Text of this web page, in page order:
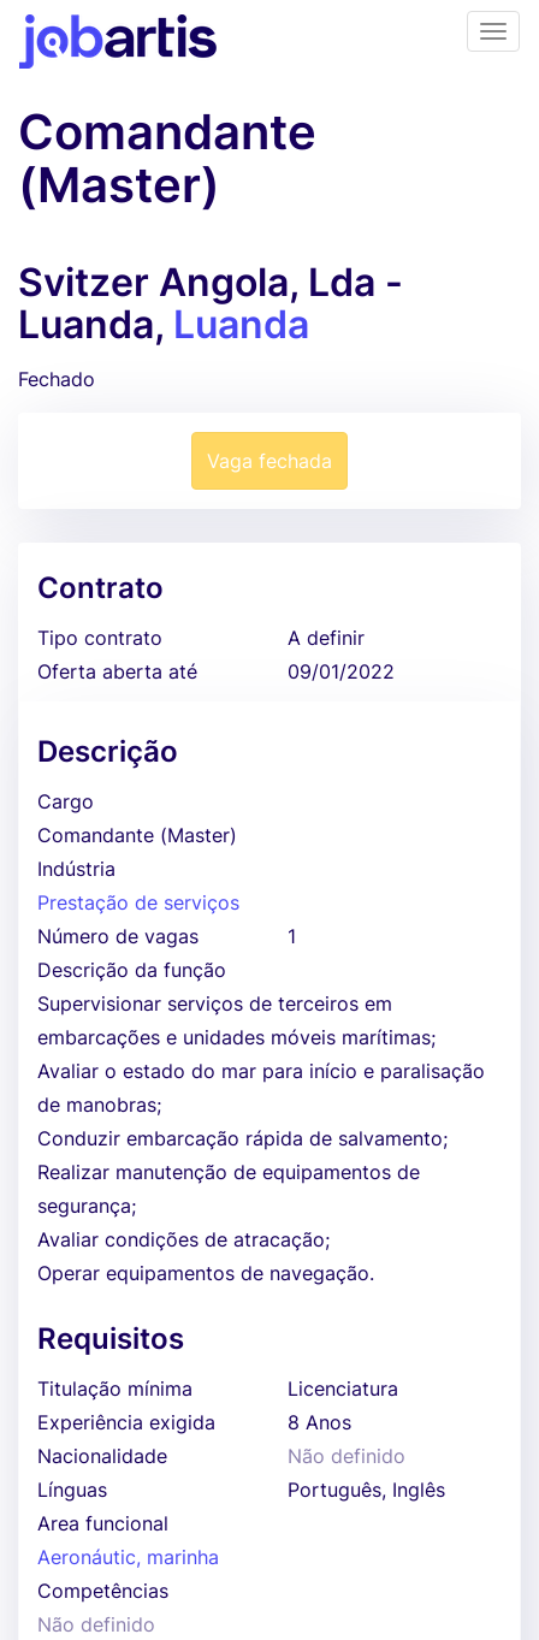
Comandante
(Master)
Svitzer Angola, Lda -
Luanda, Luanda
Fechado
Vaga fechada
Contrato
Tipo contrato
A definir
Oferta aberta até
09/01/2022
Descrição
Cargo
Comandante (Master)
Indústria
Prestação de serviços
Número de vagas
1
Descrição da função
Supervisionar serviços de terceiros em
embarcações e unidades móveis marítimas;
Avaliar o estado do mar para início e paralisação
de manobras;
Conduzir embarcação rápida de salvamento;
Realizar manutenção de equipamentos de
segurança;
Avaliar condições de atracação;
Operar equipamentos de navegação.
Requisitos
Titulação mínima
Licenciatura
Experiência exigida
8 Anos
Nacionalidade
Não definido
Línguas
Português, Inglês
Area funcional
Aeronáutic, marinha
Competências
Não definido